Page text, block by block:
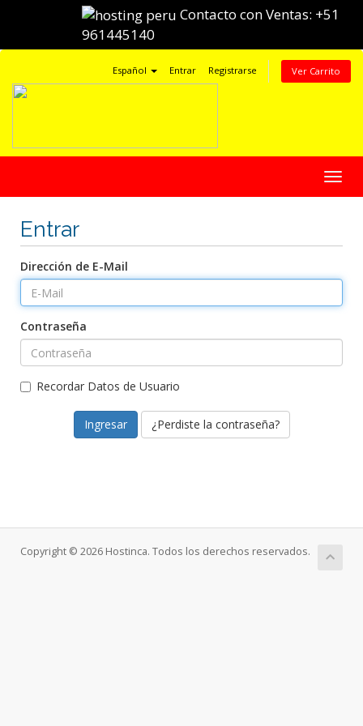
Contacto con Ventas: +51
961445140
Español Entrar Registrarse Ver Carrito
Entrar
Dirección de E-Mail
Contraseña
Recordar Datos de Usuario
¿Perdiste la contraseña?
Copyright © 2026 Hostinca. Todos los derechos reservados.